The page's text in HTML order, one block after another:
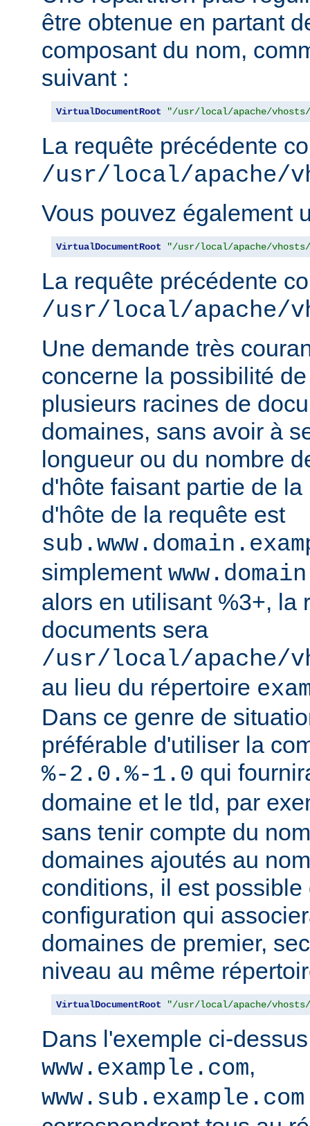
être obtenue en partant
composant du nom,
suivant :
VirtualDocumentRoot "/usr/local/apache/vhosts/
La requête précédente
/usr/local/apache/
Vous pouvez également
VirtualDocumentRoot "/usr/local/apache/vhosts/
La requête précédente
/usr/local/apache/
Une demande très
concerne la possibilité
plusieurs racines de
domaines, sans avoir à
longueur ou du nombre
d'hôte faisant partie de
d'hôte de la requête est
simplement
alors en utilisant %3+, la
documents sera
/usr/local/apache/
au lieu du répertoire
Dans ce genre de
préférable d'utiliser la
%-2.0.%-1.0 qui
domaine et le tld, par
sans tenir compte du
domaines ajoutés au
conditions, il est
configuration qui
domaines de premier,
niveau au même
VirtualDocumentRoot "/usr/local/apache/vhosts/
Dans l'exemple ci-
www.example.com,
www.sub.example.com